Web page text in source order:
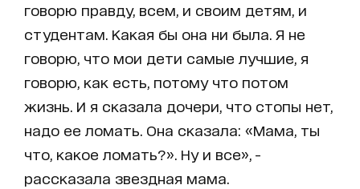
говорю правду, всем, и своим детям, и
студентам. Какая бы она ни была. Я не
говорю, что мои дети самые лучшие, я
говорю, как есть, потому что потом
жизнь. И я сказала дочери, что стопы нет,
надо ее ломать. Она сказала: «Мама, ты
что, какое ломать?». Ну и все», -
рассказала звездная мама.